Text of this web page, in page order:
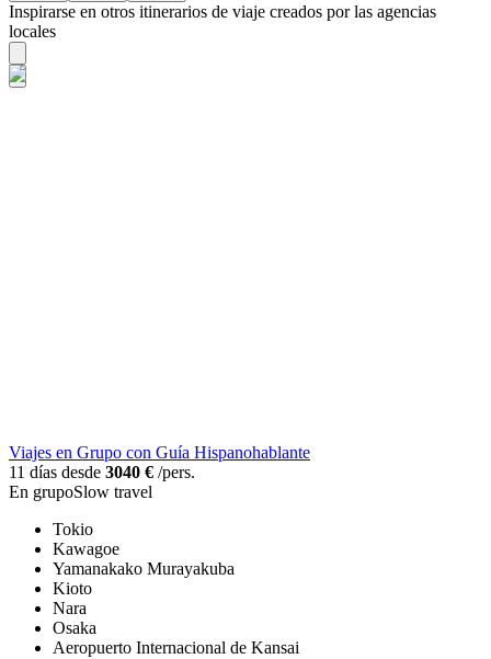
Inspirarse en otros itinerarios de viaje creados por las agencias
locales
Viajes en Grupo con Guía Hispanohablante
11 días desde 3040 € /pers.
En grupoSlow travel
Tokio
Kawagoe
Yamanakako Murayakuba
Kioto
Nara
Osaka
Aeropuerto Internacional de Kansai